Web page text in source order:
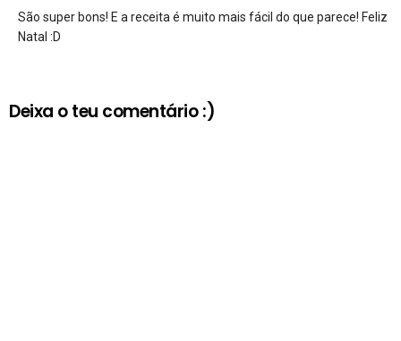
São super bons! E a receita é muito mais fácil do que parece! Feliz
Natal :D
Deixa o teu comentário :)